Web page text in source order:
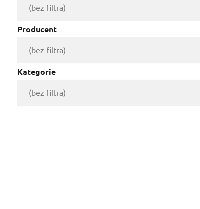
(bez filtra)
Producent
Kategorie
(bez filtra)